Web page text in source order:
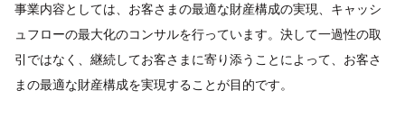
事業内容としては、お客さまの最適な財産構成の実現、キャッシ
ュフローの最大化のコンサルを行っています。決して一過性の取
引ではなく、継続してお客さまに寄り添うことによって、お客さ
まの最適な財産構成を実現することが目的です。